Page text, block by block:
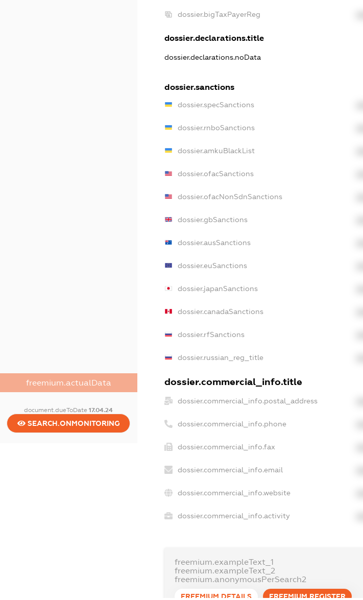
freemium.actualData
document.dueToDate17.04.24
SEARCH.ONMONITORING
dossier.bigTaxPayerReg
dossier.declarations.title
dossier.declarations.noData
dossier.sanctions
dossier.specSanctions
dossier.rnboSanctions
dossier.amkuBlackList
dossier.ofacSanctions
dossier.ofacNonSdnSanctions
dossier.gbSanctions
dossier.ausSanctions
dossier.euSanctions
dossier.japanSanctions
dossier.canadaSanctions
dossier.rfSanctions
dossier.russian_reg_title
dossier.commercial_info.title
dossier.commercial_info.postal_address
dossier.commercial_info.phone
dossier.commercial_info.fax
dossier.commercial_info.email
dossier.commercial_info.website
dossier.commercial_info.activity
freemium.exampleText_1
freemium.exampleText_2
freemium.anonymousPerSearch2
FREEMIUM.DETAILS FREEMIUM.REGISTER